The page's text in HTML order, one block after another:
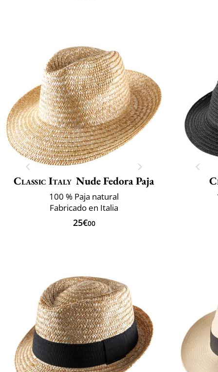
Classic Italy Nude Fedora Paja
100 % Paja natural
Fabricado en Italia
25€00